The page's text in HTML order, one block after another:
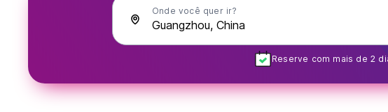
Onde você quer ir?
Reserve com mais de 2